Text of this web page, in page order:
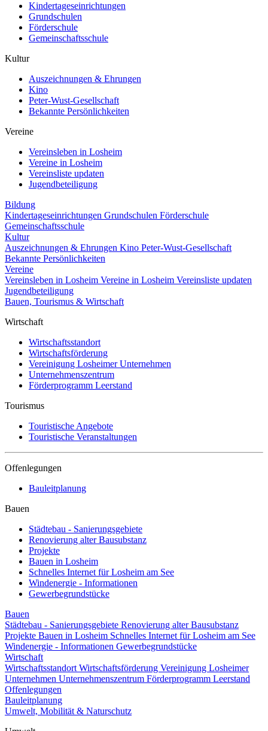
Kindertageseinrichtungen
Grundschulen
Förderschule
Gemeinschaftsschule
Kultur
Auszeichnungen & Ehrungen
Kino
Peter-Wust-Gesellschaft
Bekannte Persönlichkeiten
Vereine
Vereinsleben in Losheim
Vereine in Losheim
Vereinsliste updaten
Jugendbeteiligung
Bildung
Kindertageseinrichtungen Grundschulen Förderschule
Gemeinschaftsschule
Kultur
Auszeichnungen & Ehrungen Kino Peter-Wust-Gesellschaft
Bekannte Persönlichkeiten
Vereine
Vereinsleben in Losheim Vereine in Losheim Vereinsliste updaten
Jugendbeteiligung
Bauen, Tourismus & Wirtschaft
Wirtschaft
Wirtschaftsstandort
Wirtschaftsförderung
Vereinigung Losheimer Unternehmen
Unternehmenszentrum
Förderprogramm Leerstand
Tourismus
Touristische Angebote
Touristische Veranstaltungen
Offenlegungen
Bauleitplanung
Bauen
Städtebau - Sanierungsgebiete
Renovierung alter Bausubstanz
Projekte
Bauen in Losheim
Schnelles Internet für Losheim am See
Windenergie - Informationen
Gewerbegrundstücke
Bauen
Städtebau - Sanierungsgebiete Renovierung alter Bausubstanz
Projekte Bauen in Losheim Schnelles Internet für Losheim am See
Windenergie - Informationen Gewerbegrundstücke
Wirtschaft
Wirtschaftsstandort Wirtschaftsförderung Vereinigung Losheimer
Unternehmen Unternehmenszentrum Förderprogramm Leerstand
Offenlegungen
Bauleitplanung
Umwelt, Mobilität & Naturschutz